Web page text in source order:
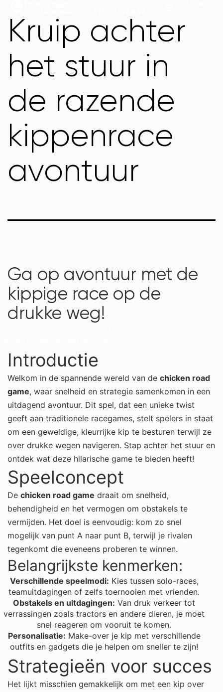
Kruip achter
het stuur in
de razende
kippenrace
avontuur
Ga op avontuur met de
kippige race op de
drukke weg!
Introductie
Welkom in de spannende wereld van de chicken road
game, waar snelheid en strategie samenkomen in een
uitdagend avontuur. Dit spel, dat een unieke twist
geeft aan traditionele racegames, stelt spelers in staat
om een geweldige, kleurrijke kip te besturen terwijl ze
over drukke wegen navigeren. Stap achter het stuur en
ontdek wat deze hilarische game te bieden heeft!
Speelconcept
De chicken road game draait om snelheid,
behendigheid en het vermogen om obstakels te
vermijden. Het doel is eenvoudig: kom zo snel
mogelijk van punt A naar punt B, terwijl je rivalen
tegenkomt die eveneens proberen te winnen.
Belangrijkste kenmerken:
Verschillende speelmodi: Kies tussen solo-races,
teamuitdagingen of zelfs toernooien met vrienden.
Obstakels en uitdagingen: Van druk verkeer tot
verrassingen zoals tractors en andere dieren, je moet
snel reageren om vooruit te komen.
Personalisatie: Make-over je kip met verschillende
outfits en gadgets die je helpen om sneller te zijn!
Strategieën voor succes
Het lijkt misschien gemakkelijk om met een kip over